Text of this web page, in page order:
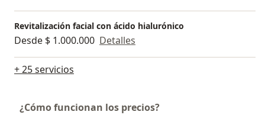
Revitalización facial con ácido hialurónico
Desde $ 1.000.000 Detalles
+ 25 servicios
¿Cómo funcionan los precios?